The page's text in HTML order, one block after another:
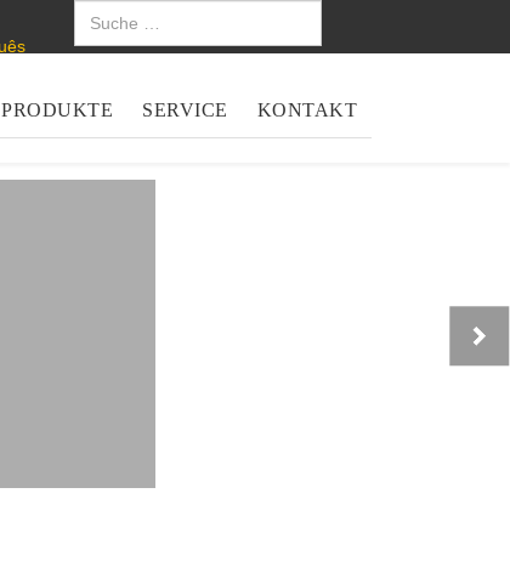
PRODUKTE SERVICE KONTAKT